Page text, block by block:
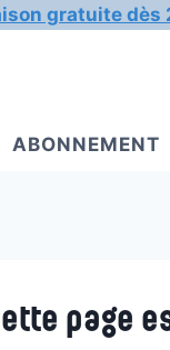
gratuite
ABONNEMENT
page